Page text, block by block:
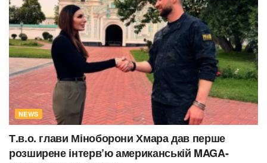
NEWS
Т.в.о. глави Міноборони Хмара дав перше
розширене інтерв’ю американській MAGA-